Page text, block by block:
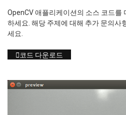
OpenCV 애플리케이션의 소스 코드를
하세요. 해당 주제에 대해 추가 문의사
세요.
코드 다운로드